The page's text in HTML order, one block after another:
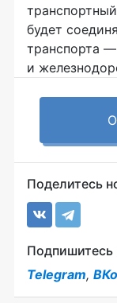
будет
транспорта
и
Поделитесь
Подпишитесь
Telegram,